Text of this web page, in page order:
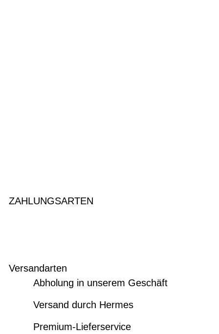
ZAHLUNGSARTEN
Versandarten
Abholung in unserem Geschäft
Versand durch Hermes
Premium-Lieferservice